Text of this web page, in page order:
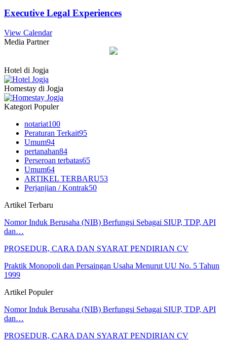
Executive Legal Experiences
View Calendar
Media Partner
Hotel di Jogja
Homestay di Jogja
Kategori Populer
notariat100
Peraturan Terkait95
Umum94
pertanahan84
Perseroan terbatas65
Umum64
ARTIKEL TERBARU53
Perjanjian / Kontrak50
Artikel Terbaru
Nomor Induk Berusaha (NIB) Berfungsi Sebagai SIUP, TDP, API
dan…
PROSEDUR, CARA DAN SYARAT PENDIRIAN CV
Praktik Monopoli dan Persaingan Usaha Menurut UU No. 5 Tahun
1999
Artikel Populer
Nomor Induk Berusaha (NIB) Berfungsi Sebagai SIUP, TDP, API
dan…
PROSEDUR, CARA DAN SYARAT PENDIRIAN CV